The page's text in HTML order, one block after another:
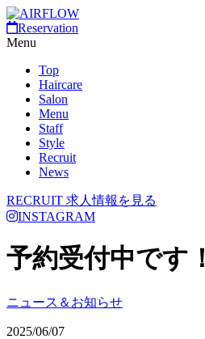
Reservation
Menu
Top
Haircare
Salon
Menu
Staff
Style
Recruit
News
RECRUIT 求人情報を見る
INSTAGRAM
予約受付中です！
ニュース＆お知らせ
2025/06/07